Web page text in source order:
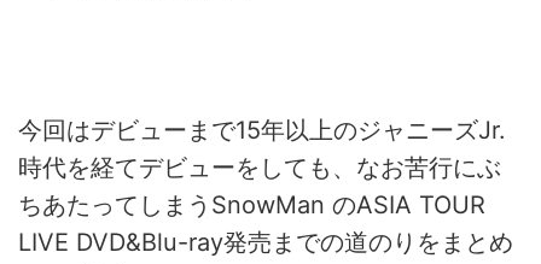
今回はデビューまで15年以上のジャニーズJr.
時代を経てデビューをしても、なお苦行にぶ
ちあたってしまうSnowMan のASIA TOUR
LIVE DVD&Blu-ray発売までの道のりをまとめ